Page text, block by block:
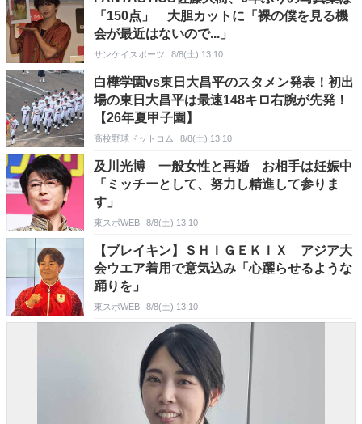
「150点」 大胆カットに「裸の僕を見る機
会が最近はないので...」
サンケイスポーツ 8/8(土) 13:10
白樺学園vs東日大昌平のスタメン発表！初出
場の東日大昌平は最速148キロ右腕が先発！
【26年夏甲子園】
高校野球ドットコム 8/8(土) 13:10
及川光博 一般女性と再婚 お相手は妊娠中
「ミッチーとして、努力し精進して参りま
す」
東スポWEB 8/8(土) 13:10
【ブレイキン】ＳＨＩＧＥＫＩＸ アジア大
会ウエア着用で意気込み「心躍らせるような
踊りを」
東スポWEB 8/8(土) 13:10